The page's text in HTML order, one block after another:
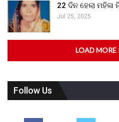
22 ଦିନ ହେଲା ମହିଳା
Jul 25, 2025
LOAD MORE
Follow Us